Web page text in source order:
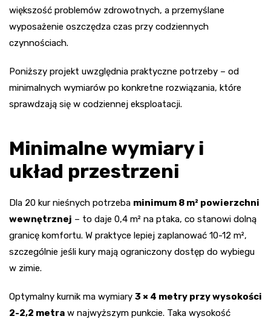
większość problemów zdrowotnych, a przemyślane
wyposażenie oszczędza czas przy codziennych
czynnościach.
Poniższy projekt uwzględnia praktyczne potrzeby – od
minimalnych wymiarów po konkretne rozwiązania, które
sprawdzają się w codziennej eksploatacji.
Minimalne wymiary i
układ przestrzeni
Dla 20 kur nieśnych potrzeba minimum 8 m² powierzchni
wewnętrznej – to daje 0,4 m² na ptaka, co stanowi dolną
granicę komfortu. W praktyce lepiej zaplanować 10-12 m²,
szczególnie jeśli kury mają ograniczony dostęp do wybiegu
w zimie.
Optymalny kurnik ma wymiary 3 × 4 metry przy wysokości
2-2,2 metra w najwyższym punkcie. Taka wysokość